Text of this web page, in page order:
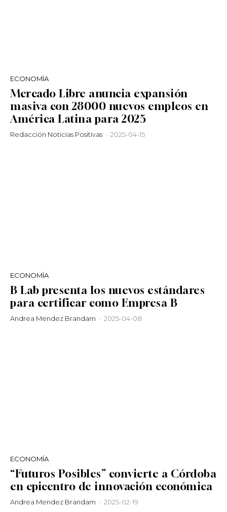
ECONOMÍA
Mercado Libre anuncia expansión
masiva con 28000 nuevos empleos en
América Latina para 2025
Redacción Noticias Positivas - 2025-04-15
ECONOMÍA
B Lab presenta los nuevos estándares
para certificar como Empresa B
Andrea Mendez Brandam - 2025-04-08
ECONOMÍA
“Futuros Posibles” convierte a Córdoba
en epicentro de innovación económica
Andrea Mendez Brandam - 2025-02-19